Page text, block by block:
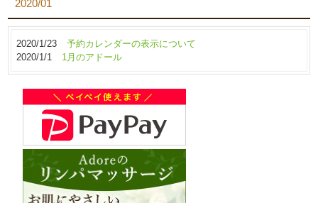
2020/01
2020/1/23
予約カレンダーの表示について
2020/1/1
1月のアドール